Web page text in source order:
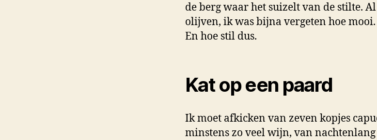
de berg waar het suizelt van de stilte.
olijven, ik was bijna vergeten hoe mooi.
En hoe stil dus.
Kat op een paard
Ik moet afkicken van zeven kopjes
minstens zo veel wijn, van